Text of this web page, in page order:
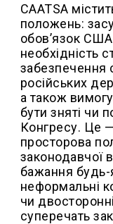
CAATSA
положень:
обов’язок США
необхідність
забезпечення
російських
а також
бути зняті чи
Конгресу. Це
просторова
законодавчої
бажання будь-
неформальні
чи
суперечать